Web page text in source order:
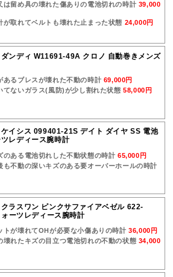
は留め具の壊れた傷ありの電池切れの時計 39,000
が取れてベルトも壊れた止まった状態 24,000円
ダンディ W11691-49A クロノ 自動巻きメンズ
あるブレスが壊れた不動の時計 69,000円
てないガラス(風防)が少し割れた状態58,000円
ケイシス 099401-21S デイト ダイヤ SS 電池
レディース腕時計
のある電池切れした不動状態の時計65,000円
も不動の深いキズのある要オーバーホールの時計
ラスワン ピンクサファイアベゼル 622-
ーツレディース腕時計
トが壊れてOHが必要な小傷ありの時計36,000円
壊れたキズの目立つ電池切れの不動の状態 34,000